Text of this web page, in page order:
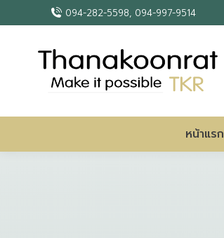
094-282-5598, 094-997-9514
หน้าแรก